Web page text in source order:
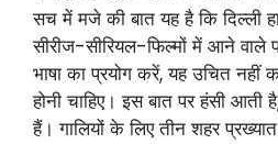
सच में मजे की बात यह है कि दिल्ली
सीरीज-सीरियल-फिल्मों में आने वाले
भाषा का प्रयोग करें, यह उचित
होनी चाहिए। इस बात पर हंसी
हैं। गालियों के लिए तीन शहर